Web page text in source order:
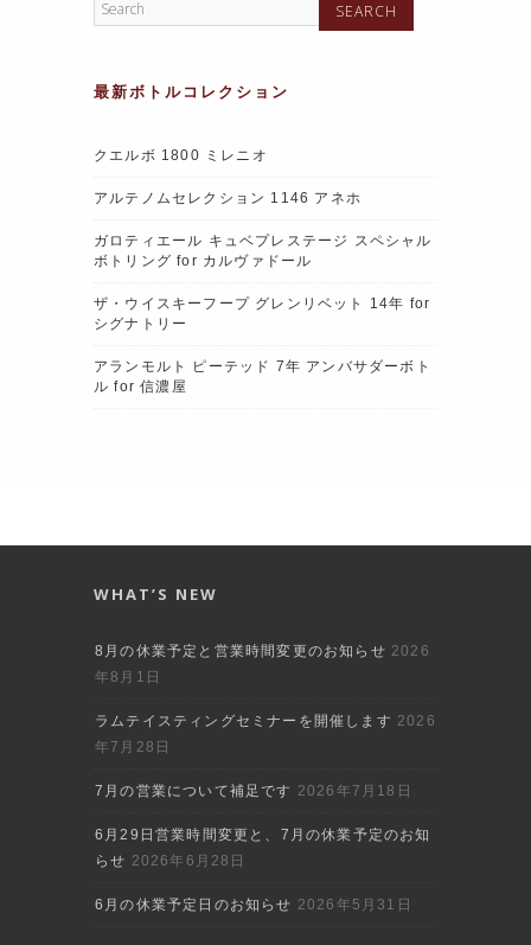
最新ボトルコレクション
クエルボ 1800 ミレニオ
アルテノムセレクション 1146 アネホ
ガロティエール キュベプレステージ スペシャル
ボトリング for カルヴァドール
ザ・ウイスキーフープ グレンリベット 14年 for
シグナトリー
アランモルト ピーテッド 7年 アンバサダーボト
ル for 信濃屋
WHAT’S NEW
8月の休業予定と営業時間変更のお知らせ 2026
年8月1日
ラムテイスティングセミナーを開催します 2026
年7月28日
7月の営業について補足です 2026年7月18日
6月29日営業時間変更と、7月の休業予定のお知
らせ 2026年6月28日
6月の休業予定日のお知らせ 2026年5月31日